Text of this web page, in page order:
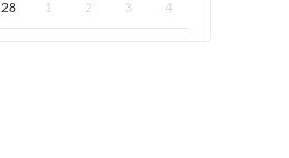
28 1 2 3 4